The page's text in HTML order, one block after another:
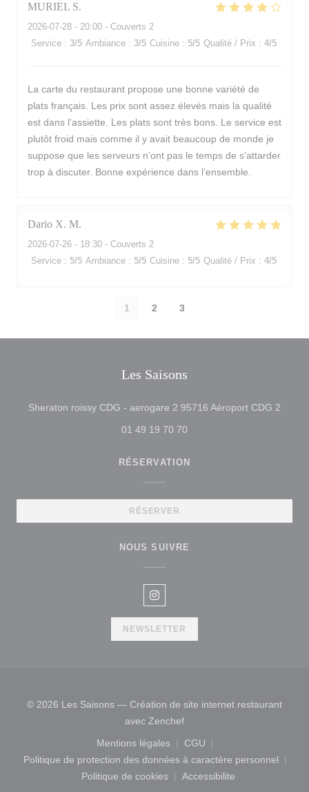
MURIEL S
2026-07-28 - 20:00 - Couverts 2
Service : 3/5 Ambiance : 3/5 Cuisine : 5/5 Qualité / Prix : 4/5
La carte du restaurant propose une bonne variété de
plats français. Les prix sont assez élevés mais la qualité
est dans l’assiette. Les plats sont très bons. Le service est
plutôt froid mais comme il y avait beaucoup de monde je
suppose que les serveurs n’ont pas le temps de s’attarder
trop à discuter. Bonne expérience dans l’ensemble.
Dario X. M
2026-07-26 - 18:30 - Couverts 2
Service : 5/5 Ambiance : 5/5 Cuisine : 5/5 Qualité / Prix : 4/5
1 2 3
Les Saisons
Sheraton roissy CDG - aerogare 2 95716 Aéroport CDG 2
01 49 19 70 70
RÉSERVATION
RÉSERVER
NOUS SUIVRE
Instagram ((ouvre une nouvelle
NEWSLETTER
© 2026 Les Saisons — Création de site internet restaurant
avec Zenchef((ouvre une nouvelle
Mentions légales
((ouvre une nouvelle fenêtre))
CGU
((ouvre une nouvelle
Politique de protection des données à caractère personnel
((ouvre une nouvelle fenêtre))
Politique de cookies
((ouvre une nouvelle fenêtre))
Accessibilite
((ouvre une nouvelle